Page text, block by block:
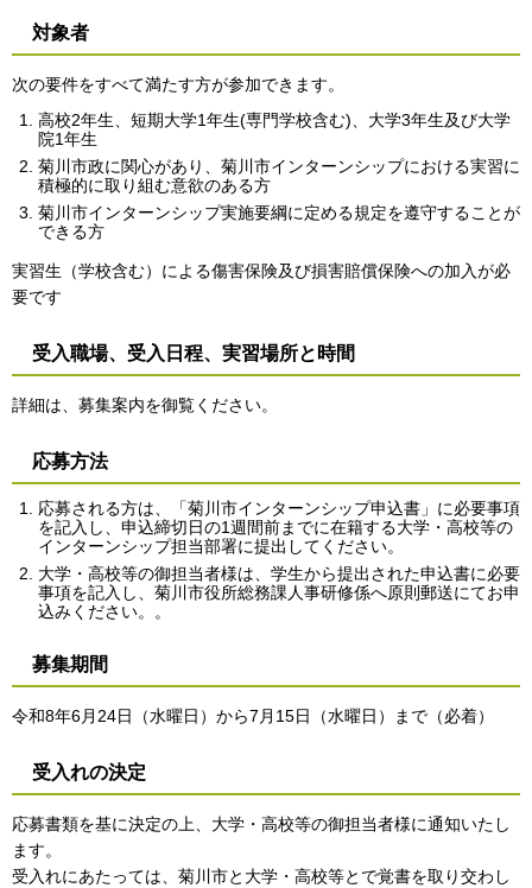
対象者
次の要件をすべて満たす方が参加できます。
高校2年生、短期大学1年生(専門学校含む)、大学3年生及び大学
院1年生
菊川市政に関心があり、菊川市インターンシップにおける実習に
積極的に取り組む意欲のある方
菊川市インターンシップ実施要綱に定める規定を遵守することが
できる方
実習生（学校含む）による傷害保険及び損害賠償保険への加入が必
要です
受入職場、受入日程、実習場所と時間
詳細は、募集案内を御覧ください。
応募方法
応募される方は、「菊川市インターンシップ申込書」に必要事項
を記入し、申込締切日の1週間前までに在籍する大学・高校等の
インターンシップ担当部署に提出してください。
大学・高校等の御担当者様は、学生から提出された申込書に必要
事項を記入し、菊川市役所総務課人事研修係へ原則郵送にてお申
込みください。。
募集期間
令和8年6月24日（水曜日）から7月15日（水曜日）まで（必着）
受入れの決定
応募書類を基に決定の上、大学・高校等の御担当者様に通知いたし
ます。
受入れにあたっては、菊川市と大学・高校等とで覚書を取り交わし